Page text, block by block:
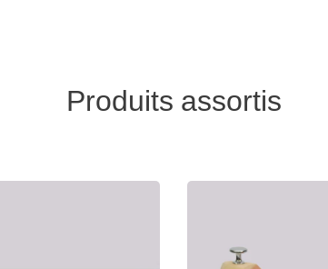
Produits assortis